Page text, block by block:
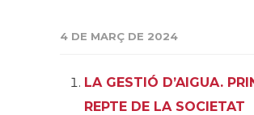
4 DE MARÇ DE 2024
LA GESTIÓ D’AIGUA.
REPTE DE LA SOCIETAT